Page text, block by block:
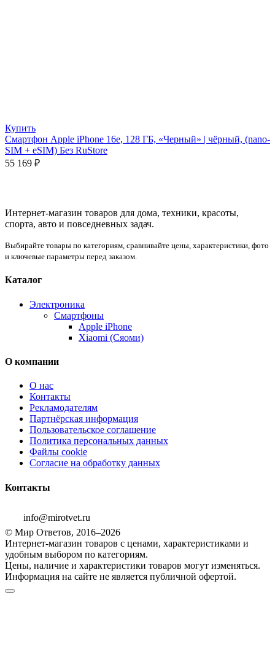
Купить
Смартфон Apple iPhone 16e, 128 ГБ, «Черный» | чёрный, (nano-
SIM + eSIM) Без RuStore
55 169 ₽
Интернет-магазин товаров для дома, техники, красоты,
спорта, авто и повседневных задач.
Выбирайте товары по категориям, сравнивайте цены, характеристики, фото
и ключевые параметры перед заказом.
Каталог
Электроника
Смартфоны
Apple iPhone
Xiaomi (Сяоми)
О компании
О нас
Контакты
Рекламодателям
Партнёрская информация
Пользовательское соглашение
Политика персональных данных
Файлы cookie
Согласие на обработку данных
Контакты
info@mirotvet.ru
© Мир Ответов, 2016–2026
Интернет-магазин товаров с ценами, характеристиками и
удобным выбором по категориям.
Цены, наличие и характеристики товаров могут изменяться.
Информация на сайте не является публичной офертой.